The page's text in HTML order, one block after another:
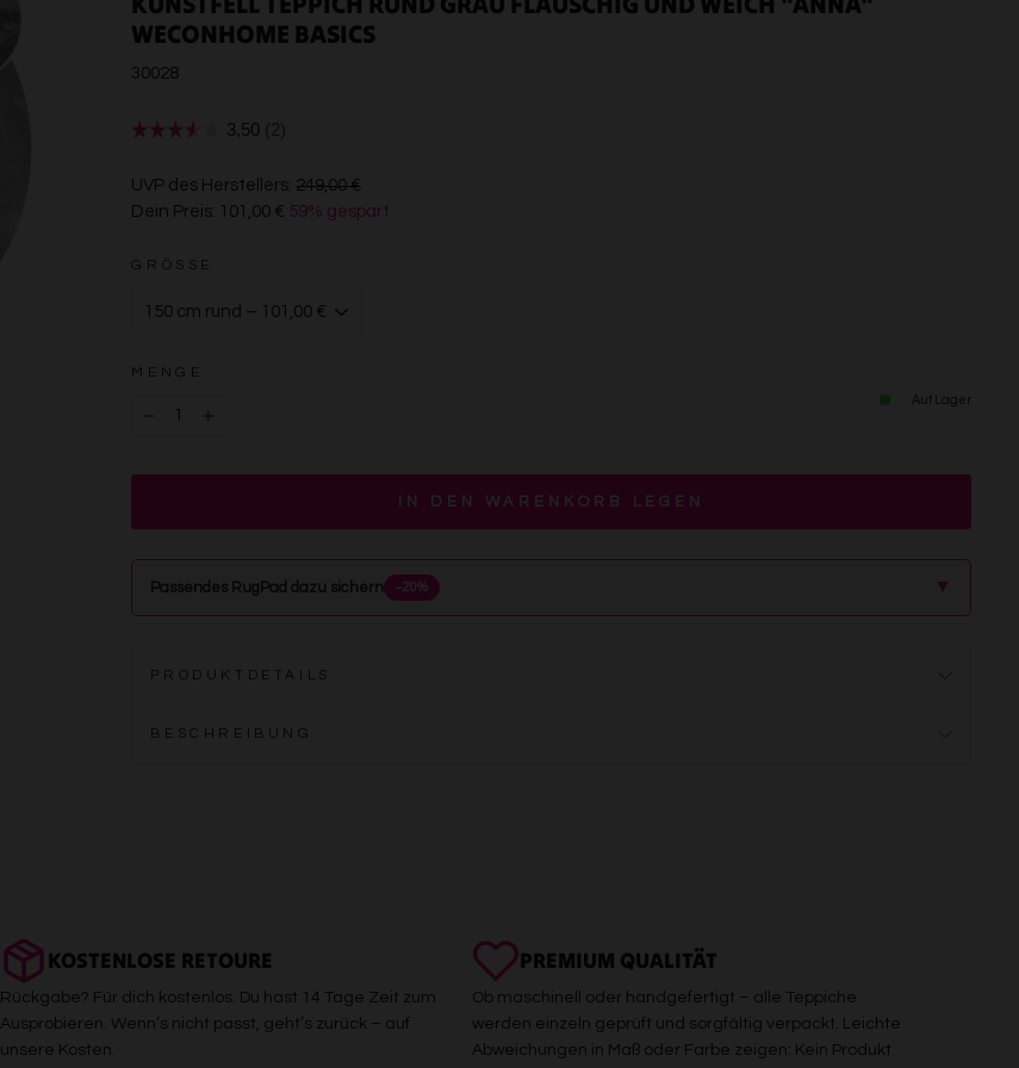
WECONHOME BASICS
30028
UVP des Herstellers: 249,00 €€249,00
Dein Preis: 101,00 € 59% gespart
GRÖSSE
MENGE
Auf Lager
IN DEN WARENKORB LEGEN
Passendes RugPad dazu sichern −20% ▲
PRODUKTDETAILS
BESCHREIBUNG
KOSTENLOSE RETOURE
Rückgabe? Für dich kostenlos. Du hast 14 Tage Zeit zum
Ausprobieren. Wenn’s nicht passt, geht’s zurück – auf
unsere Kosten.
PREMIUM QUALITÄT
Ob maschinell oder handgefertigt – alle Teppiche
werden einzeln geprüft und sorgfältig verpackt. Leichte
Abweichungen in Maß oder Farbe zeigen: Kein Produkt